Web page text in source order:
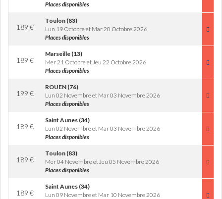
Places disponibles
189 €
Toulon (83)
Lun 19 Octobre et Mar 20 Octobre 2026
Places disponibles
189 €
Marseille (13)
Mer 21 Octobre et Jeu 22 Octobre 2026
Places disponibles
199 €
ROUEN (76)
Lun 02 Novembre et Mar 03 Novembre 2026
Places disponibles
189 €
Saint Aunes (34)
Lun 02 Novembre et Mar 03 Novembre 2026
Places disponibles
189 €
Toulon (83)
Mer 04 Novembre et Jeu 05 Novembre 2026
Places disponibles
189 €
Saint Aunes (34)
Lun 09 Novembre et Mar 10 Novembre 2026